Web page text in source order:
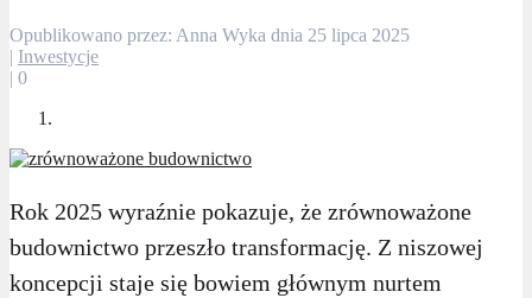
Opublikowano przez: Anna Wyka dnia 25 lipca 2025
| Inwestycje
| 0
Rok 2025 wyraźnie pokazuje, że zrównoważone
budownictwo przeszło transformację. Z niszowej
koncepcji staje się bowiem głównym nurtem